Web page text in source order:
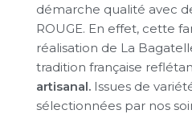
démarche qualité avec
ROUGE. En effet, cette
réalisation de La
tradition française
artisanal. Issues de
sélectionnées par nos